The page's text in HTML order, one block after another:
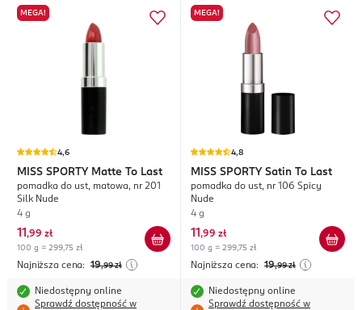
MEGA!
4,6
MISS SPORTY Matte To Last
pomadka do ust, matowa, nr 201
Silk Nude
4 g
11 ,99 zł
100 g = 299,75 zł
Najniższa cena: 19,99 zł
Niedostępny online
Sprawdź dostępność w
MEGA!
4,8
MISS SPORTY Satin To Last
pomadka do ust, nr 106 Spicy
Nude
4 g
11 ,99 zł
100 g = 299,75 zł
Najniższa cena: 19,99 zł
Niedostępny online
Sprawdź dostępność w